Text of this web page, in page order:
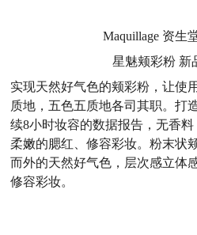
Maquillage 资生
星魅颊彩粉 新
实现天然好气色的颊彩粉，让使
质地，五色五质地各司其职。打
续8小时妆容的数据报告，无香
柔嫩的腮红、修容彩妆。粉末状
而外的天然好气色，层次感立体
修容彩妆。